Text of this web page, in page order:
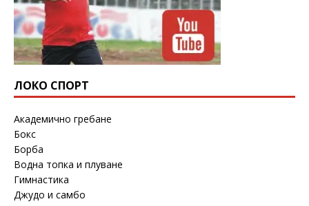
ЛОКО СПОРТ
Академично гребане
Бокс
Борба
Водна топка и плуване
Гимнастика
Джудо и самбо